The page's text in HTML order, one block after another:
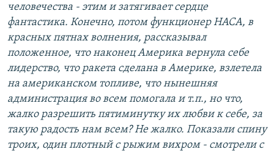
человечества - этим и затягивает сердце
фантастика. Конечно, потом функционер НАСА, в
красных пятнах волнения, рассказывал
положенное, что наконец Америка вернула себе
лидерство, что ракета сделана в Америке, взлетела
на американском топливе, что нынешняя
администрация во всем помогала и т.п., но что,
жалко разрешить пятиминутку их любви к себе, за
такую радость нам всем? Не жалко. Показали спину
троих, один плотный с рыжим вихром - смотрели с